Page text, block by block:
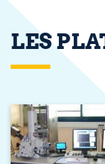
LES